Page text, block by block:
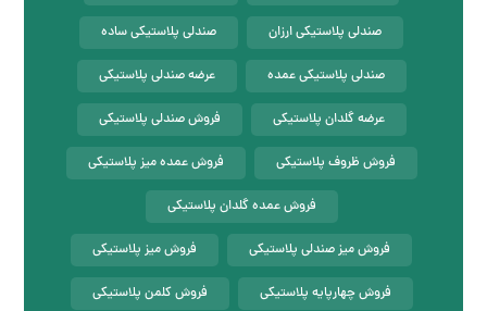
صندلی پلاستیکی ارزان صندلی پلاستیکی ساده
صندلی پلاستیکی عمده عرضه صندلی پلاستیکی
عرضه گلدان پلاستیکی فروش صندلی پلاستیکی
فروش ظروف پلاستیکی فروش عمده میز پلاستیکی
فروش عمده گلدان پلاستیکی
فروش میز صندلی پلاستیکی فروش میز پلاستیکی
فروش چهارپایه پلاستیکی فروش کلمن پلاستیکی